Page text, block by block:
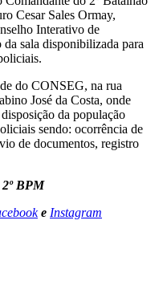
Cesar Sales Ormay,
Interativo de
da sala disponibilizada para
do CONSEG, na rua
José da Costa, onde
da população
sendo: ocorrência de
de documentos, registro
BPM
e Instagram